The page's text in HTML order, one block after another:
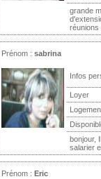
grande
réunions
Prénom : sabrina
Infos
Loyer
bonjour,
salarier
Prénom : Eric